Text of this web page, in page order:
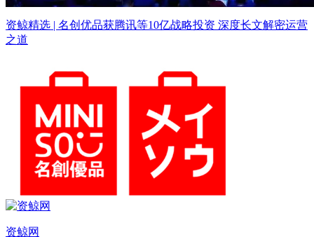
资鲸精选 | 名创优品获腾讯等10亿战略投资 深度长文解密运营
之道
资鲸网